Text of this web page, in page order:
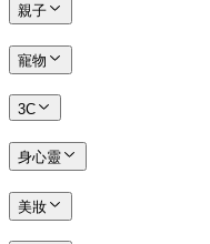
親子
寵物
3C
身心靈
美妝